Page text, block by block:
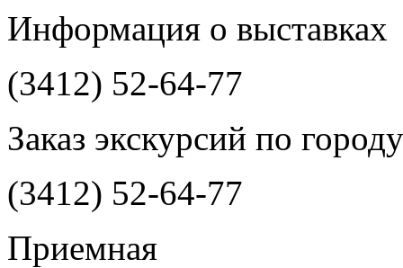
Информация о выставках
(3412) 52-64-77
Заказ экскурсий по городу
(3412) 52-64-77
Приемная